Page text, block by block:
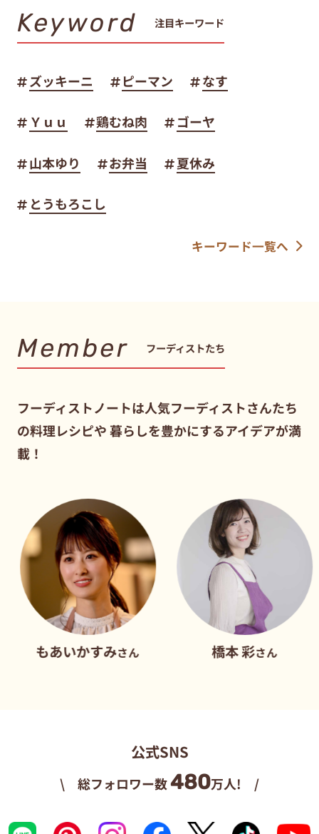
Keyword 注目キーワード
ズッキーニ ピーマン なす
Ｙｕｕ 鶏むね肉 ゴーヤ
山本ゆり お弁当 夏休み
とうもろこし
キーワード一覧へ
Member フーディストたち
フーディストノートは人気フーディストさんたち
の料理レシピや暮らしを豊かにするアイデアが満
載！
かすみさん さん
公式SNS
\ 総フォロワー数480万人! /